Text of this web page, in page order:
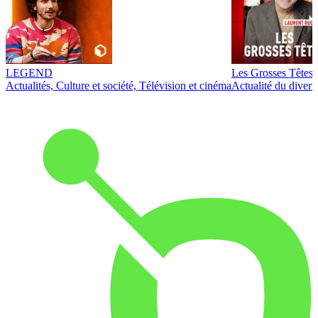
LEGEND
Actualités, Culture et société, Télévision et cinéma
Les Grosses Têtes
Actualité du